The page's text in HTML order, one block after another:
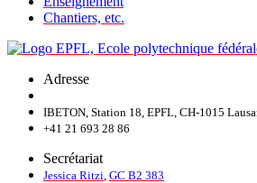
Chantiers, etc.
Adresse
IBETON, Station 18, EPFL, CH-1015
+41 21 693 28 86
Secrétariat
Jessica Ritzi GC B2 383